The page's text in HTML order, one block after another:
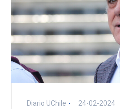
Diario UChile 24-02-2024